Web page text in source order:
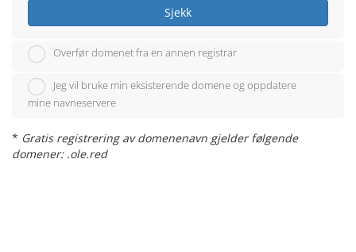
Sjekk
Overfør domenet fra en annen registrar
Jeg vil bruke min eksisterende domene og oppdatere
mine navneservere
* Gratis registrering av domenenavn gjelder følgende
domener: .ole.red